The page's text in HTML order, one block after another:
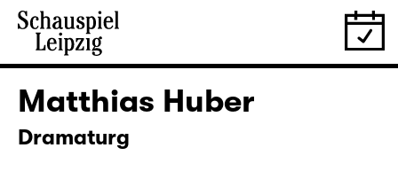
Matthias Huber
Dramaturg